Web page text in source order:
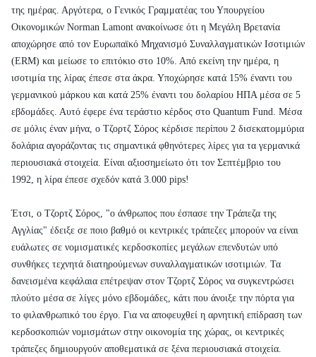
της ημέρας. Αργότερα, ο Γενικός Γραμματέας του Υπουργείου
Οικονομικών Norman Lamont ανακοίνωσε ότι η Μεγάλη Βρετανία
αποχώρησε από τον Ευρωπαϊκό Μηχανισμό Συναλλαγματικών Ισοτιμιών
(ERM) και μείωσε το επιτόκιο στο 10%. Από εκείνη την ημέρα, η
ισοτιμία της λίρας έπεσε στα άκρα. Υποχώρησε κατά 15% έναντι του
γερμανικού μάρκου και κατά 25% έναντι του δολαρίου ΗΠΑ μέσα σε 5
εβδομάδες. Αυτό έφερε ένα τεράστιο κέρδος στο Quantum Fund. Μέσα
σε μόλις έναν μήνα, ο Τζορτζ Σόρος κέρδισε περίπου 2 δισεκατομμύρια
δολάρια αγοράζοντας τις σημαντικά φθηνότερες λίρες για τα γερμανικά
περιουσιακά στοιχεία. Είναι αξιοσημείωτο ότι τον Σεπτέμβριο του
1992, η λίρα έπεσε σχεδόν κατά 3.000 pips!
Έτσι, ο Τζορτζ Σόρος, "ο άνθρωπος που έσπασε την Τράπεζα της
Αγγλίας" έδειξε σε ποιο βαθμό οι κεντρικές τράπεζες μπορούν να είναι
ευάλωτες σε νομισματικές κερδοσκοπίες μεγάλων επενδυτών υπό
συνθήκες τεχνητά διατηρούμενων συναλλαγματικών ισοτιμιών. Τα
δανεισμένα κεφάλαια επέτρεψαν στον Τζορτζ Σόρος να συγκεντρώσει
πλούτο μέσα σε λίγες μόνο εβδομάδες, κάτι που άνοιξε την πόρτα για
το φιλανθρωπικό του έργο. Για να αποφευχθεί η αρνητική επίδραση των
κερδοσκοπιών νομισμάτων στην οικονομία της χώρας, οι κεντρικές
τράπεζες δημιουργούν αποθεματικά σε ξένα περιουσιακά στοιχεία.